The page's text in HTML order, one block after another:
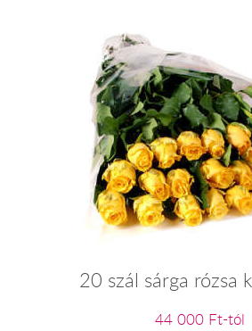
20 szál sárga rózsa
44 000 Ft-tól